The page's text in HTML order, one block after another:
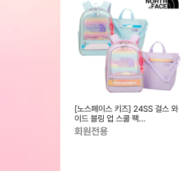
[노스페이스 키즈] 24SS 걸스 와
이드 블링 업 스쿨 팩
NM2DQ03_KIDS
회원전용